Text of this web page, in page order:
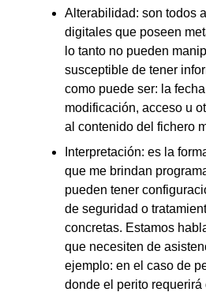
Alterabilidad: son todos
digitales que poseen
lo tanto no pueden
susceptible de tener
como puede ser: la
modificación, acceso u
al contenido del fichero
Interpretación: es la
que me brindan
pueden tener
de seguridad o
concretas. Estamos
que necesiten de
ejemplo: en el caso de
donde el perito